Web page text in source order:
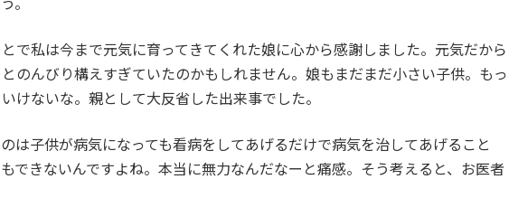
で私は今まで元気に育ってきてくれた娘に心から感謝しました。元気だから
のんびり構えすぎていたのかもしれません。娘もまだまだ小さい子供。もっ
けないな。親として大反省した出来事でした。
は子供が病気になっても看病をしてあげるだけで病気を治してあげること
できないんですよね。本当に無力なんだなーと痛感。そう考えると、お医者